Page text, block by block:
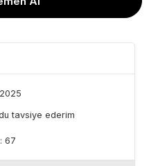
tavsiye ederim
67